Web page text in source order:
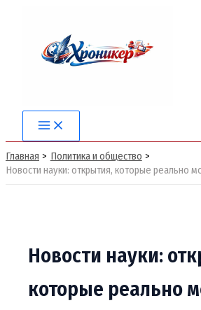
содержимому
Main
Menu
Главная
Политика и общество
Новости науки: открытия, которые реально
Новости науки:
которые реально